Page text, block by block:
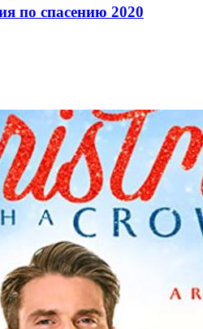
по спасению 2020